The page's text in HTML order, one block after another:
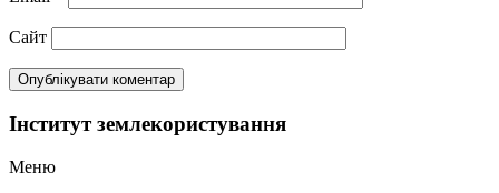
Сайт
Інститут землекористування
Меню